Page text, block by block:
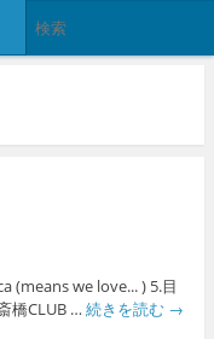
(means we love... ) 5.目
橋CLUB … 続きを読む →